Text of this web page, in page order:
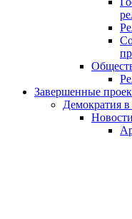
Завершенные
Демократия в
Новости